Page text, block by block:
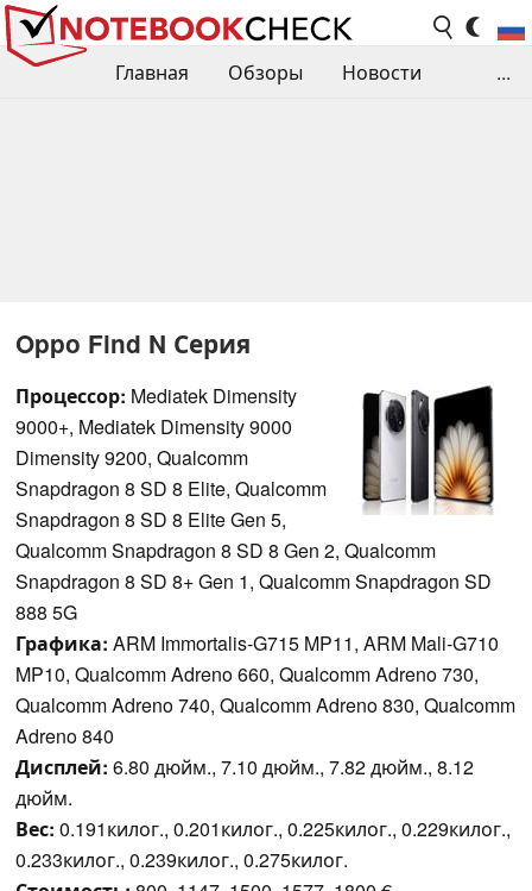
Главная Обзоры
Новости
...
Oppo Find N Серия
Процессор: Mediatek Dimensity
9000+, Mediatek Dimensity 9000
Dimensity 9200, Qualcomm
Snapdragon 8 SD 8 Elite, Qualcomm
Snapdragon 8 SD 8 Elite Gen 5,
Qualcomm Snapdragon 8 SD 8 Gen 2, Qualcomm
Snapdragon 8 SD 8+ Gen 1, Qualcomm Snapdragon SD
888 5G
Графика: ARM Immortalis-G715 MP11, ARM Mali-G710
MP10, Qualcomm Adreno 660, Qualcomm Adreno 730,
Qualcomm Adreno 740, Qualcomm Adreno 830, Qualcomm
Adreno 840
Дисплей: 6.80 дюйм., 7.10 дюйм., 7.82 дюйм., 8.12
дюйм.
Вес: 0.191килог., 0.201килог., 0.225килог., 0.229килог.,
0.233килог., 0.239килог., 0.275килог.